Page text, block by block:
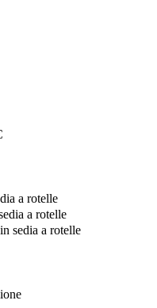
a rotelle
a rotelle
sedia a rotelle